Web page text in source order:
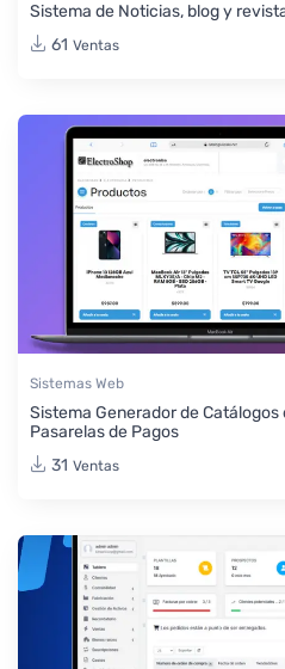
Sistema de Noticias, blog y
61 Ventas
Sistemas Web
Sistema Generador de
Pasarelas de Pagos
31 Ventas